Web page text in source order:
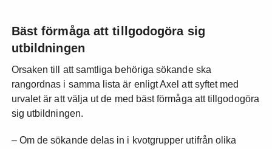
Bäst förmåga att tillgodogöra sig
utbildningen
Orsaken till att samtliga behöriga sökande ska
rangordnas i samma lista är enligt Axel att syftet med
urvalet är att välja ut de med bäst förmåga att tillgodogöra
sig utbildningen.
– Om de sökande delas in i kvotgrupper utifrån olika